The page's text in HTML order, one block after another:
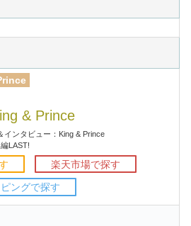
& Prince
インタビュー：King & Prince
LAST!
楽天市場で探す
ングで探す